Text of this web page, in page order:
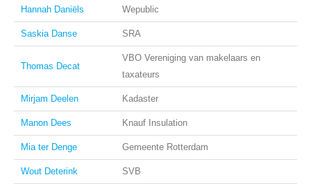
Hannah Daniëls Wepublic
Saskia Danse SRA
Thomas Decat
VBO Vereniging van makelaars en
taxateurs
Mirjam Deelen Kadaster
Manon Dees Knauf Insulation
Mia ter Denge Gemeente Rotterdam
Wout Deterink SVB